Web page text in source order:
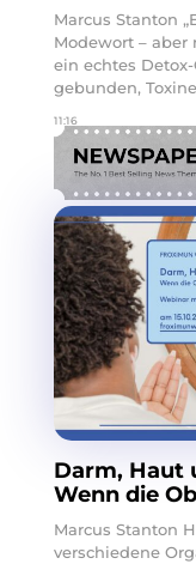
Marcus Stanton „Entgiften“ klingt nach Saftkur und
Modewort –
ein echtes
gebunden,
11:16
Darm, Haut
Wenn die
Marcus Stanton Haut und Darm – zwei völlig
verschiedene